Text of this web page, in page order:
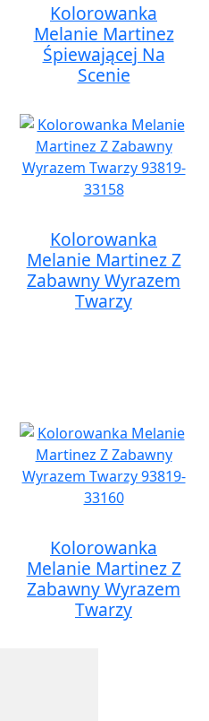
Kolorowanka
Melanie Martinez
Śpiewającej Na
Scenie
Kolorowanka
Melanie Martinez Z
Zabawny Wyrazem
Twarzy
Kolorowanka
Melanie Martinez Z
Zabawny Wyrazem
Twarzy